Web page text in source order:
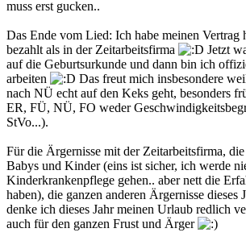
muss erst gucken..
Das Ende vom Lied: Ich habe meinen Vertrag
bezahlt als in der Zeitarbeitsfirma
Jetzt
auf die Geburtsurkunde und dann bin ich
arbeiten
Das freut mich insbesondere
nach NÜ echt auf den Keks geht, besonders
ER, FÜ, NÜ, FO weder
StVo...).
Für die Ärgernisse mit der Zeitarbeitsfirma,
Babys und Kinder (eins ist sicher, ich werde
Kinderkrankenpflege gehen.. aber nett die
haben), die ganzen anderen Ärgernisse dieses
denke ich dieses Jahr meinen Urlaub redlich
auch für den ganzen Frust und Ärger